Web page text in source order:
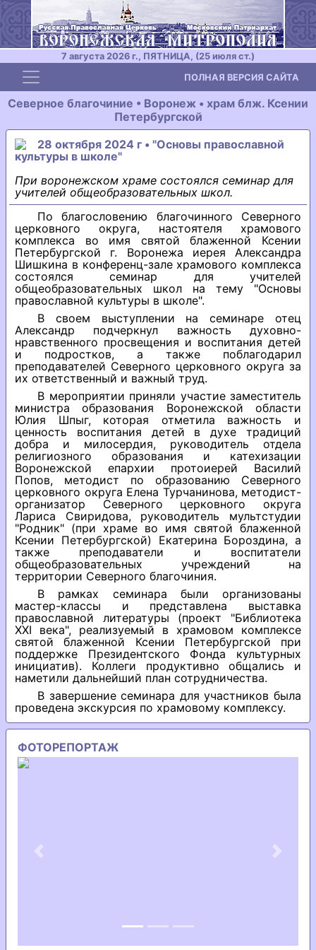
7 августа 2026 г., ПЯТНИЦА, (25 июля ст.)
Toggle navigation ПОЛНАЯ ВЕРСИЯ САЙТА
Северное благочиние • Воронеж • храм блж. Ксении
Петербургской
28 октября 2024 г • "Основы православной
культуры в школе"
При воронежском храме состоялся семинар для
учителей общеобразовательных школ.
По благословению благочинного Северного
церковного округа, настоятеля храмового
комплекса во имя святой блаженной Ксении
Петербургской г. Воронежа иерея Александра
Шишкина в конференц-зале храмового комплекса
состоялся семинар для учителей
общеобразовательных школ на тему "Основы
православной культуры в школе".
В своем выступлении на семинаре отец
Александр подчеркнул важность духовно-
нравственного просвещения и воспитания детей
и подростков, а также поблагодарил
преподавателей Северного церковного округа за
их ответственный и важный труд.
В мероприятии приняли участие заместитель
министра образования Воронежской области
Юлия Шпыг, которая отметила важность и
ценность воспитания детей в духе традиций
добра и милосердия, руководитель отдела
религиозного образования и катехизации
Воронежской епархии протоиерей Василий
Попов, методист по образованию Северного
церковного округа Елена Турчанинова, методист-
организатор Северного церковного округа
Лариса Свиридова, руководитель мультстудии
"Родник" (при храме во имя святой блаженной
Ксении Петербургской) Екатерина Бороздина, а
также преподаватели и воспитатели
общеобразовательных учреждений на
территории Северного благочиния.
В рамках семинара были организованы
мастер-классы и представлена выставка
православной литературы (проект "Библиотека
XXI века", реализуемый в храмовом комплексе
святой блаженной Ксении Петербургской при
поддержке Президентского Фонда культурных
инициатив). Коллеги продуктивно общались и
наметили дальнейший план сотрудничества.
В завершение семинара для участников была
проведена экскурсия по храмовому комплексу.
ФОТОРЕПОРТАЖ
Previous Next